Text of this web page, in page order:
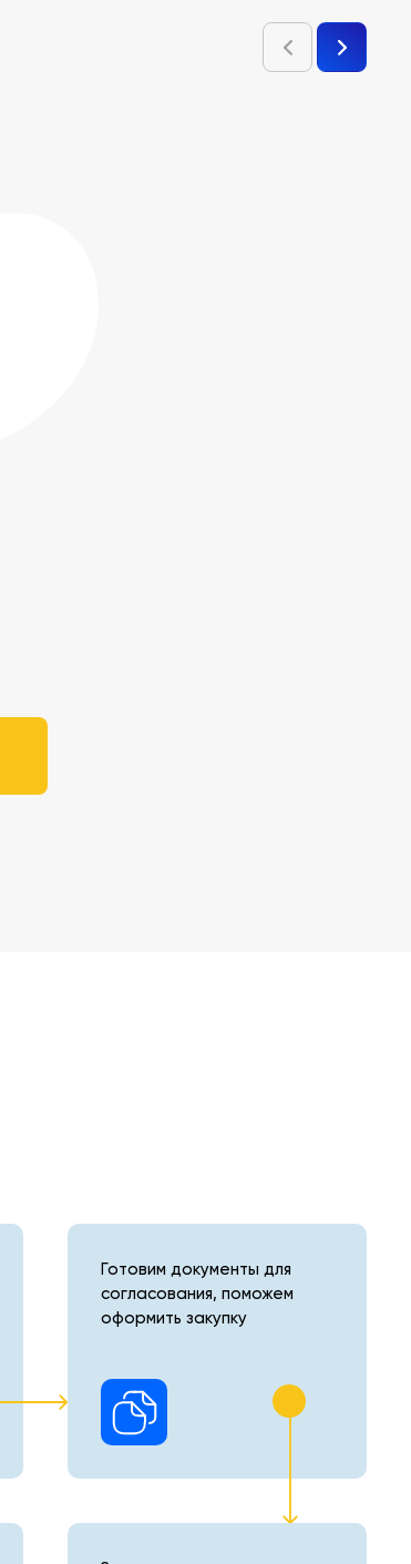
Готовим документы для
согласования, поможем
оформить закупку